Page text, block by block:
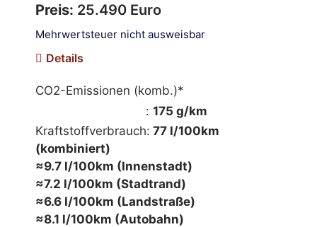
Preis: 25.490 Euro
Mehrwertsteuer nicht ausweisbar
Details
CO2-Emissionen (komb.)*
: 175 g/km
Kraftstoffverbrauch: 77 l/100km
(kombiniert)
≈9.7 l/100km (Innenstadt)
≈7.2 l/100km (Stadtrand)
≈6.6 l/100km (Landstraße)
≈8.1 l/100km (Autobahn)